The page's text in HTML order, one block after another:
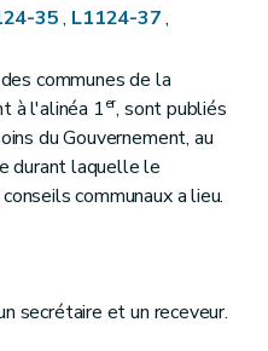
la commune
communal
Dispositions générales
35, L1124-37,
communes de la
à l'alinéa 1er, sont publiés
du Gouvernement, au
durant laquelle le
communaux a lieu.
secrétaire et un receveur.